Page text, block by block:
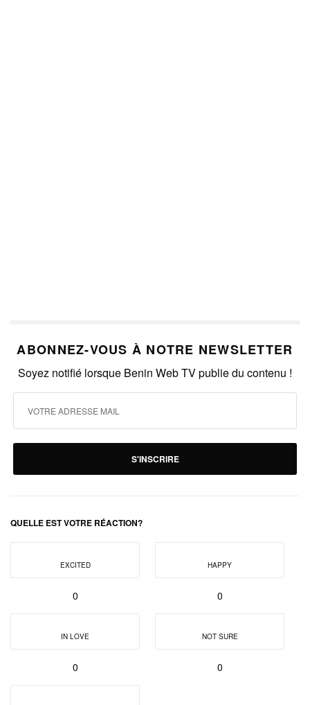
ABONNEZ-VOUS À NOTRE NEWSLETTER
Soyez notifié lorsque Benin Web TV publie du contenu !
S'INSCRIRE
QUELLE EST VOTRE RÉACTION?
EXCITED
0
HAPPY
0
IN LOVE
0
NOT SURE
0